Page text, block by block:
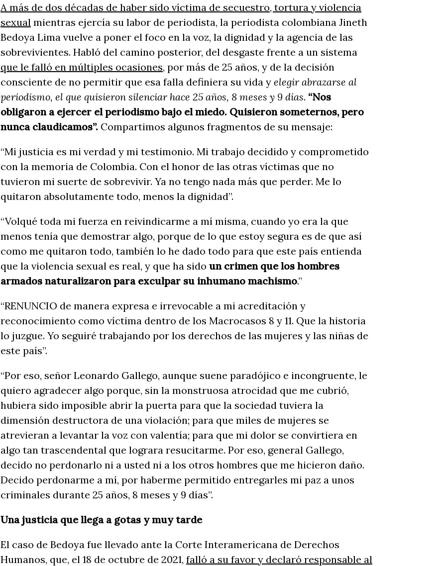
A más de dos décadas de haber sido víctima de secuestro, tortura y violencia
sexual mientras ejercía su labor de periodista, la periodista colombiana Jineth
Bedoya Lima vuelve a poner el foco en la voz, la dignidad y la agencia de las
sobrevivientes. Habló del camino posterior, del desgaste frente a un sistema
que le falló en múltiples ocasiones, por más de 25 años, y de la decisión
consciente de no permitir que esa falla definiera su vida y elegir abrazarse al
periodismo, el que quisieron silenciar hace 25 años, 8 meses y 9 días. “Nos
obligaron a ejercer el periodismo bajo el miedo. Quisieron someternos, pero
nunca claudicamos”. Compartimos algunos fragmentos de su mensaje:
“Mi justicia es mi verdad y mi testimonio. Mi trabajo decidido y comprometido
con la memoria de Colombia. Con el honor de las otras víctimas que no
tuvieron mi suerte de sobrevivir. Ya no tengo nada más que perder. Me lo
quitaron absolutamente todo, menos la dignidad”.
“Volqué toda mi fuerza en reivindicarme a mí misma, cuando yo era la que
menos tenía que demostrar algo, porque de lo que estoy segura es de que así
como me quitaron todo, también lo he dado todo para que este país entienda
que la violencia sexual es real, y que ha sido un crimen que los hombres
armados naturalizaron para exculpar su inhumano machismo.”
“RENUNCIO de manera expresa e irrevocable a mi acreditación y
reconocimiento como víctima dentro de los Macrocasos 8 y 11. Que la historia
lo juzgue. Yo seguiré trabajando por los derechos de las mujeres y las niñas de
este país”.
“Por eso, señor Leonardo Gallego, aunque suene paradójico e incongruente, le
quiero agradecer algo porque, sin la monstruosa atrocidad que me cubrió,
hubiera sido imposible abrir la puerta para que la sociedad tuviera la
dimensión destructora de una violación; para que miles de mujeres se
atrevieran a levantar la voz con valentía; para que mi dolor se convirtiera en
algo tan trascendental que lograra resucitarme. Por eso, general Gallego,
decido no perdonarlo ni a usted ni a los otros hombres que me hicieron daño.
Decido perdonarme a mí, por haberme permitido entregarles mi paz a unos
criminales durante 25 años, 8 meses y 9 días”.
Una justicia que llega a gotas y muy tarde
El caso de Bedoya fue llevado ante la Corte Interamericana de Derechos
Humanos, que, el 18 de octubre de 2021, falló a su favor y declaró responsable al